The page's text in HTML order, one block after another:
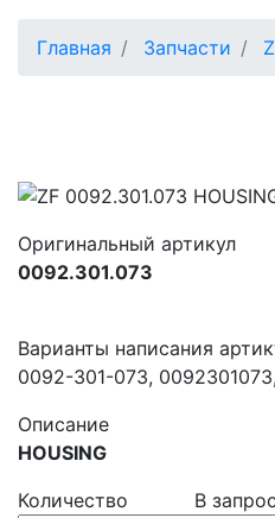
Главная Запчасти
Оригинальный артикул
0092.301.073
Варианты написания
0092-301-073,
Описание
HOUSING
Количество
В запрос